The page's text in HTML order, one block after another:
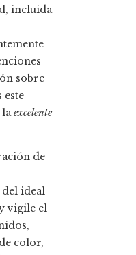
incluida
sobre
este
laexcelente
de
del ideal
vigile el
color,